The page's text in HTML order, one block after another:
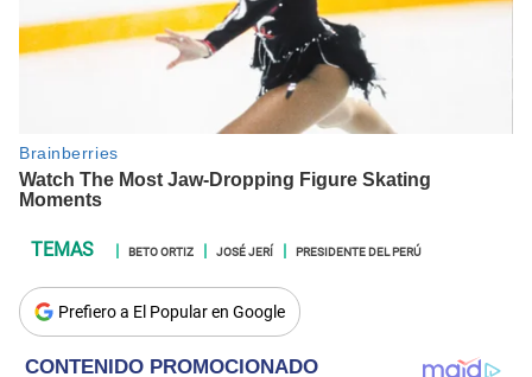
BETO ORTIZ JOSÉ JERÍ PRESIDENTE DEL PERÚ
Prefiero a El Popular en Google